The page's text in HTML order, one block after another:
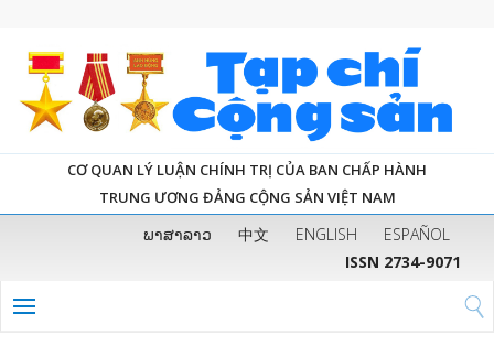
CƠ QUAN LÝ LUẬN CHÍNH TRỊ CỦA BAN CHẤP HÀNH
TRUNG ƯƠNG ĐẢNG CỘNG SẢN VIỆT NAM
ພາສາລາວ 中文 ENGLISH
ESPAÑOL
ISSN 2734-9071